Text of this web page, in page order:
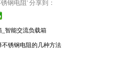
钢电阻' 分享到：
_智能交流负载箱
锈钢电阻的几种方法